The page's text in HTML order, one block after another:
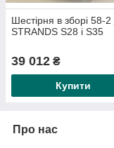
Шестірня в зборі 58-2
STRANDS S28 і S35
39 012 ₴
Купити
Про нас